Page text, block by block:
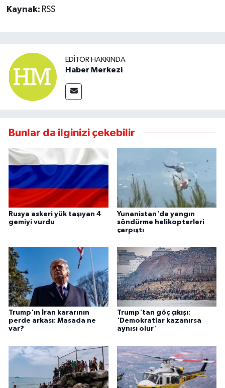
Kaynak: RSS
EDITÖR HAKKINDA
Haber Merkezi
Bunlar da ilginizi çekebilir
Rusya askeri yük taşıyan 4
gemiyi vurdu
Yunanistan'da yangın
söndürme helikopterleri
çarpıştı
Trump'ın İran kararının
perde arkası: Masada ne
var?
Trump'tan göç çıkışı:
'Demokratlar kazanırsa
aynısı olur'